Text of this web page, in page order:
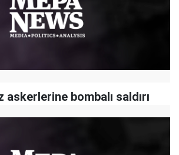
askerlerine bombalı saldırı